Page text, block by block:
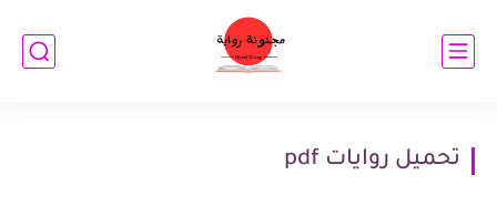
تحميل روايات pdf